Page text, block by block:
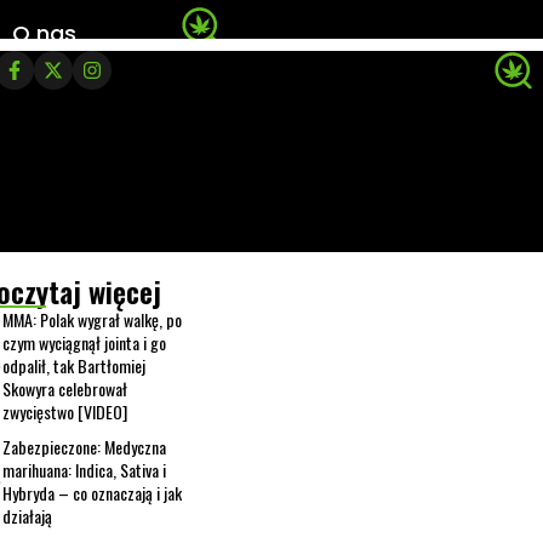
O nas
więcej
MMA: Polak wygrał walkę, po
czym wyciągnął jointa i go
odpalił, tak Bartłomiej
Skowyra celebrował
zwycięstwo [VIDEO]
Zabezpieczone: Medyczna
marihuana: Indica, Sativa i
Hybryda – co oznaczają i jak
działają